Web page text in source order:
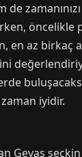
en az
iyidir.
Gevaş